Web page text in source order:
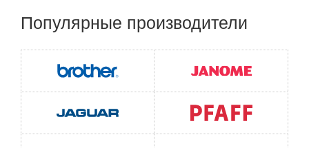
ЖК-дисплей:
Габариты: 395 x 175 x 278 мм
Масса: 5.6
Популярные производители